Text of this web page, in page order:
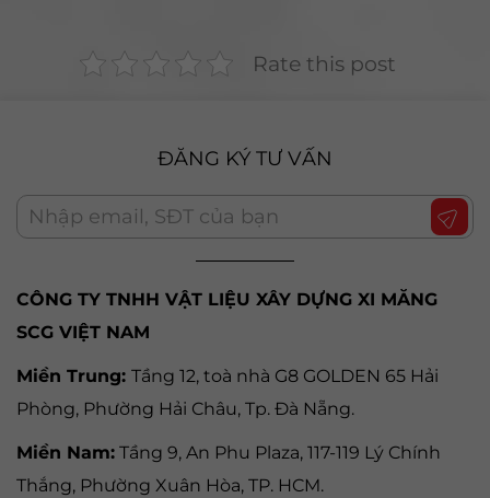
Rate this post
ĐĂNG KÝ TƯ VẤN
CÔNG TY TNHH VẬT LIỆU XÂY DỰNG XI MĂNG
SCG VIỆT NAM
Miền Trung: Tầng 12, toà nhà G8 GOLDEN 65 Hải
Phòng, Phường Hải Châu, Tp. Đà Nẵng.
Miền Nam: Tầng 9, An Phu Plaza, 117-119 Lý Chính
Thắng, Phường Xuân Hòa, TP. HCM.